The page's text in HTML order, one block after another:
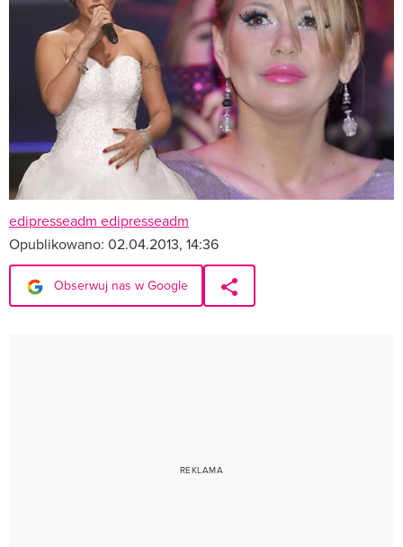
edipresseadm edipresseadm
Opublikowano: 02.04.2013, 14:36
Obserwuj nas w Google